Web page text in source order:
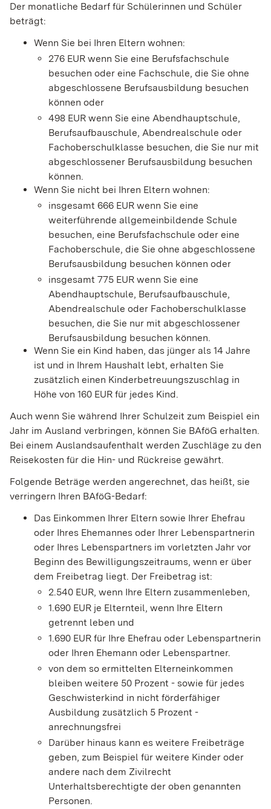
Der monatliche Bedarf für Schülerinnen und Schüler
beträgt:
Wenn Sie bei Ihren Eltern wohnen:
276 EUR wenn Sie eine Berufsfachschule
besuchen oder eine Fachschule, die Sie ohne
abgeschlossene Berufsausbildung besuchen
können oder
498 EUR wenn Sie eine Abendhauptschule,
Berufsaufbauschule, Abendrealschule oder
Fachoberschulklasse besuchen, die Sie nur mit
abgeschlossener Berufsausbildung besuchen
können.
Wenn Sie nicht bei Ihren Eltern wohnen:
insgesamt 666 EUR wenn Sie eine
weiterführende allgemeinbildende Schule
besuchen, eine Berufsfachschule oder eine
Fachoberschule, die Sie ohne abgeschlossene
Berufsausbildung besuchen können oder
insgesamt 775 EUR wenn Sie eine
Abendhauptschule, Berufsaufbauschule,
Abendrealschule oder Fachoberschulklasse
besuchen, die Sie nur mit abgeschlossener
Berufsausbildung besuchen können.
Wenn Sie ein Kind haben, das jünger als 14 Jahre
ist und in Ihrem Haushalt lebt, erhalten Sie
zusätzlich einen Kinderbetreuungszuschlag in
Höhe von 160 EUR für jedes Kind.
Auch wenn Sie während Ihrer Schulzeit zum Beispiel ein
Jahr im Ausland verbringen, können Sie BAföG erhalten.
Bei einem Auslandsaufenthalt werden Zuschläge zu den
Reisekosten für die Hin- und Rückreise gewährt.
Folgende Beträge werden angerechnet, das heißt, sie
verringern Ihren BAföG-Bedarf:
Das Einkommen Ihrer Eltern sowie Ihrer Ehefrau
oder Ihres Ehemannes oder Ihrer Lebenspartnerin
oder Ihres Lebenspartners im vorletzten Jahr vor
Beginn des Bewilligungszeitraums, wenn er über
dem Freibetrag liegt. Der Freibetrag ist:
2.540 EUR, wenn Ihre Eltern zusammenleben,
1.690 EUR je Elternteil, wenn Ihre Eltern
getrennt leben und
1.690 EUR für Ihre Ehefrau oder Lebenspartnerin
oder Ihren Ehemann oder Lebenspartner.
von dem so ermittelten Elterneinkommen
bleiben weitere 50 Prozent - sowie für jedes
Geschwisterkind in nicht förderfähiger
Ausbildung zusätzlich 5 Prozent -
anrechnungsfrei
Darüber hinaus kann es weitere Freibeträge
geben, zum Beispiel für weitere Kinder oder
andere nach dem Zivilrecht
Unterhaltsberechtigte der oben genannten
Personen.